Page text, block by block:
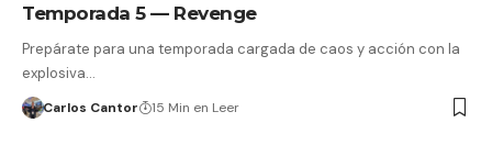
Temporada 5 — Revenge
Prepárate para una temporada cargada de caos y acción con la
explosiva…
Carlos Cantor 15 Min en Leer